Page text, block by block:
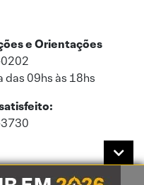
e Orientações
das 09hs às 18hs
acordo com a nossaPolítica de